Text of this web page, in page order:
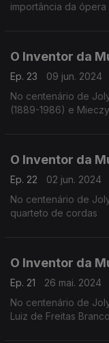
importância da
O Inventor da
Ep. 23
09 jun. 2024
No centenário de
(1889-1986) e
O Inventor da
Ep. 22
02 jun. 2024
No centenário de
quarteto de cordas
O Inventor da
Ep. 21
26 mai. 2024
No centenário de
Luiz de Freitas